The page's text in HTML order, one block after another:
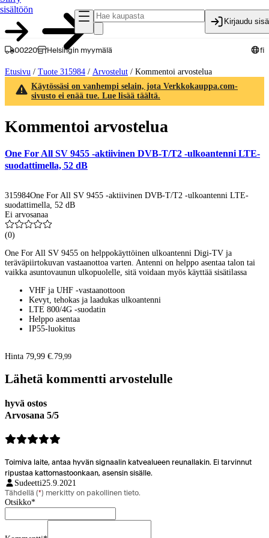
sisältöön
Kirjaudu
00220 Helsingin myymälä fi
Etusivu / Tuote 315984 / Arvostelut / Kommentoi arvostelua
Käytössäsi on vanhempi selain, jota Verkkokauppa.com-
sivusto ei enää tue. Lue lisää täältä.
Kommentoi arvostelua
One For All SV 9455 -aktiivinen DVB-T/T2 -ulkoantenni LTE-
suodattimella, 52 dB
315984One For All SV 9455 -aktiivinen DVB-T/T2 -ulkoantenni LTE-
suodattimella, 52 dB
Ei arvosanaa
(0)
One For All SV 9455 on helppokäyttöinen ulkoantenni Digi-TV ja
teräväpiirtokuvan vastaanottoa varten. Antenni on helppo asentaa talon tai
vaikka asuntovaunun ulkopuolelle, sitä voidaan myös käyttää sisätilassa
VHF ja UHF -vastaanottoon
Kevyt, tehokas ja laadukas ulkoantenni
LTE 800/4G -suodatin
Helppo asentaa
IP55-luokitus
Hinta 79,99 €. 79,99
Lähetä kommentti arvostelulle
hyvä ostos
Arvosana 5/5
Toimiva laite, antaa hyvän signaalin katvealueen reunallakin. Ei tarvinnut
ripustaa kattomastoonkaan, asensin sisälle.
Sudeetti25.9.2021
Tähdellä (*) merkitty on pakollinen tieto.
Otsikko*